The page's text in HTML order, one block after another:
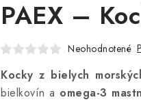
PAEX –
Neohodnotené
Kocky z bielych
bielkovín a omega-3